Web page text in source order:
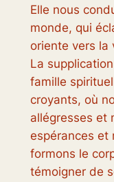
Elle nous
monde, qui
oriente vers la
La
famille
croyants, où
allégresses et
espérances et
formons le
témoigner de